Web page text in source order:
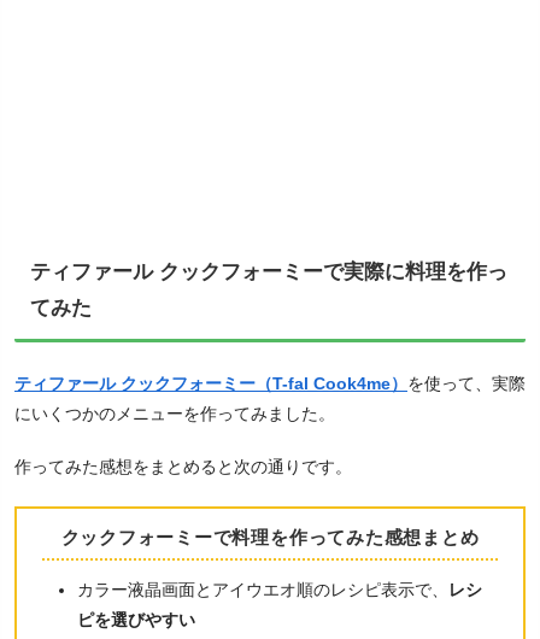
ティファール クックフォーミーで実際に料理を作っ
てみた
ティファール クックフォーミー（T-fal Cook4me） を使って、実際
にいくつかのメニューを作ってみました。
作ってみた感想をまとめると次の通りです。
クックフォーミーで料理を作ってみた感想まとめ
カラー液晶画面とアイウエオ順のレシピ表示で、
レシ
ピを選びやすい